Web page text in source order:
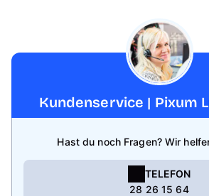
Kundenservice | Pixum
Hast du noch Fragen? Wir
TELEFON
28 26 15 64